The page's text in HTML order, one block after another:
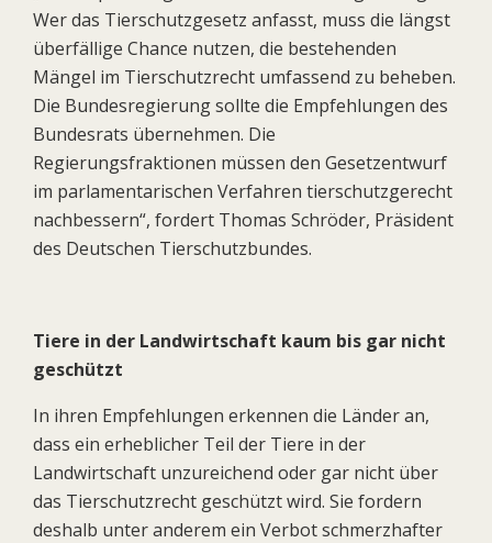
Wer das Tierschutzgesetz anfasst, muss die längst
überfällige Chance nutzen, die bestehenden
Mängel im Tierschutzrecht umfassend zu beheben.
Die Bundesregierung sollte die Empfehlungen des
Bundesrats übernehmen. Die
Regierungsfraktionen müssen den Gesetzentwurf
im parlamentarischen Verfahren tierschutzgerecht
nachbessern“, fordert Thomas Schröder, Präsident
des Deutschen Tierschutzbundes.
Tiere in der Landwirtschaft kaum bis gar nicht
geschützt
In ihren Empfehlungen erkennen die Länder an,
dass ein erheblicher Teil der Tiere in der
Landwirtschaft unzureichend oder gar nicht über
das Tierschutzrecht geschützt wird. Sie fordern
deshalb unter anderem ein Verbot schmerzhafter